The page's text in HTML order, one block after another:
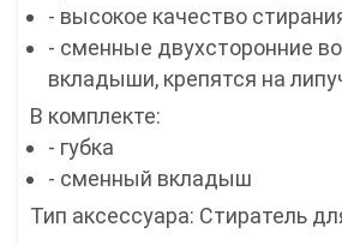
- высокое качество
- сменные двухсторонние
вкладыши, крепятся на
В комплекте:
- губка
- сменный вкладыш
Тип аксессуара: Стиратель